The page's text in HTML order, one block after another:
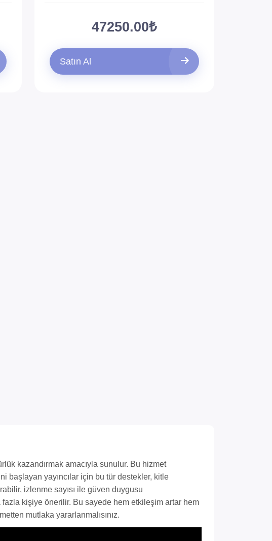
47250.00₺
Satın Al
kazandırmak amacıyla sunulur. Bu hizmet
başlayan yayıncılar için bu tür destekler, kitle
izlenme sayısı ile güven duygusu
fazla kişiye önerilir. Bu sayede hem etkileşim artar hem
mutlaka yararlanmalısınız.